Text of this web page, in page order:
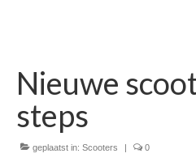
Scooter Financiering
Nieuwe scooters / steps
Nieuwe
steps
geplaatst in: Scooters | 0